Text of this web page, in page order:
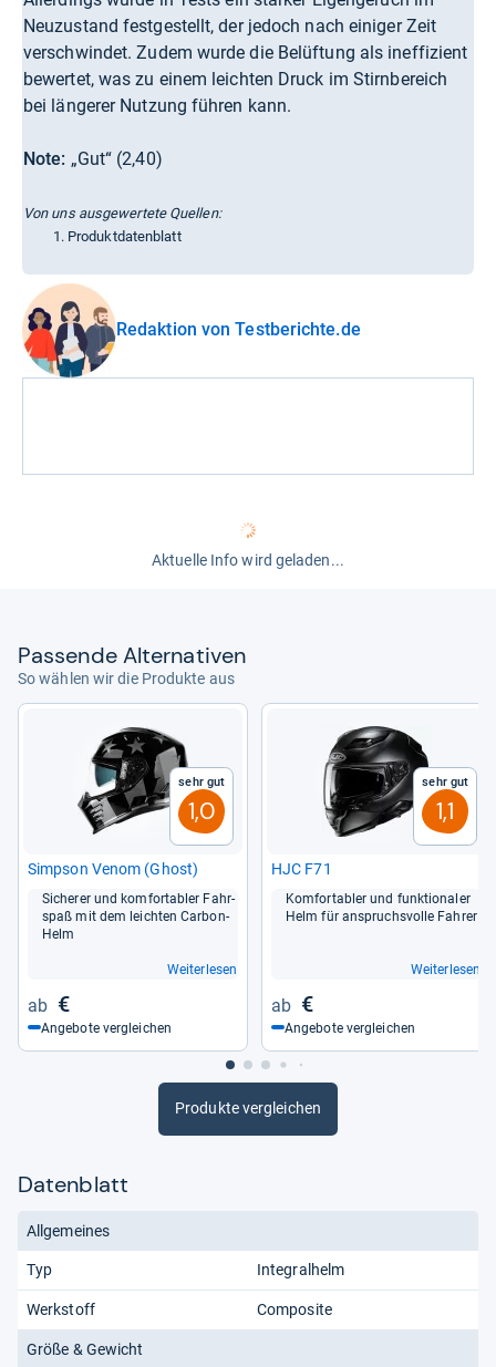
Neuzustand festgestellt, der jedoch nach einiger Zeit
verschwindet. Zudem wurde die Belüftung als ineffizient
bewertet, was zu einem leichten Druck im Stirnbereich
bei längerer Nutzung führen kann.
Note: „Gut“ (2,40)
Von uns ausgewertete Quellen:
Produktdatenblatt
Redaktion von Testberichte.de
Aktuelle Info wird geladen...
Pas­sende Alter­na­ti­ven
So wählen wir die Produkte aus
Sehr gut
1,0
Simp­son Venom (Ghost)
Siche­rer und kom­for­ta­bler Fahr­
spaß mit dem leich­ten Car­bon-​
Helm
Weiterlesen
€
Angebote vergleichen
Sehr gut
1,1
HJC F71
Kom­for­ta­bler und funk­tio­na­ler
Helm für anspruchs­volle Fah­rer
Weiterlesen
€
Angebote vergleichen
Produkte vergleichen
Datenblatt
Allgemeines
Typ Integralhelm
Werkstoff Composite
Größe & Gewicht